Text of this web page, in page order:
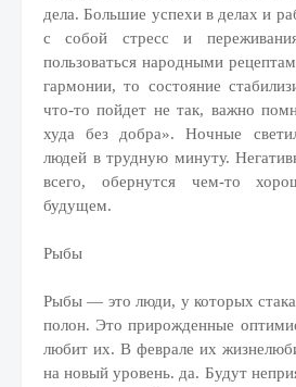
дела. Большие успехи в делах и
с собой стресс и
пользоваться народными
гармонии, то состояние
что-то пойдет не так, важно
худа без добра». Ночные
людей в трудную минуту.
всего, обернутся чем-то
будущем.
Рыбы
Рыбы — это люди, у которых
полон. Это прирожденные
любит их. В феврале их
на новый уровень. да. Будут